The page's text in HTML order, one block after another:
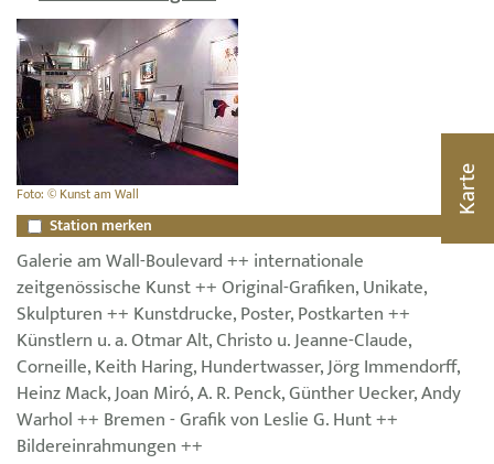
Foto: © Kunst am Wall
Station merken
Galerie am Wall-Boulevard ++ internationale
zeitgenössische Kunst ++ Original-Grafiken, Unikate,
Skulpturen ++ Kunstdrucke, Poster, Postkarten ++
Künstlern u. a. Otmar Alt, Christo u. Jeanne-Claude,
Corneille, Keith Haring, Hundertwasser, Jörg Immendorff,
Heinz Mack, Joan Miró, A. R. Penck, Günther Uecker, Andy
Warhol ++ Bremen - Grafik von Leslie G. Hunt ++
Bildereinrahmungen ++
Karte